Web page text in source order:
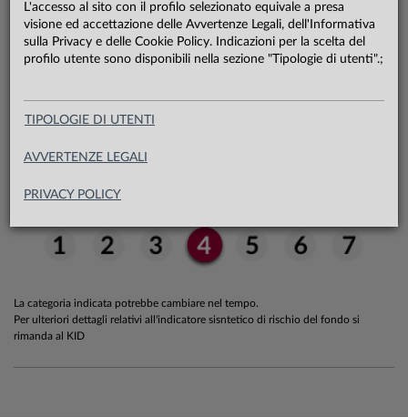
L'accesso al sito con il profilo selezionato equivale a presa
visione ed accettazione delle Avvertenze Legali, dell'Informativa
sulla Privacy e delle Cookie Policy. Indicazioni per la scelta del
profilo utente sono disponibili nella sezione "Tipologie di utenti".;
TIPOLOGIE DI UTENTI
AVVERTENZE LEGALI
PRIVACY POLICY
Carta di identità
La categoria indicata potrebbe cambiare nel tempo.
Per ulteriori dettagli relativi all'indicatore sisntetico di rischio del fondo si
rimanda al KID